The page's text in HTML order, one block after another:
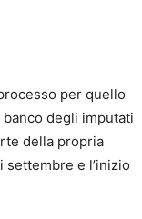
per quello
degli imputati
della propria
settembre e l’inizio